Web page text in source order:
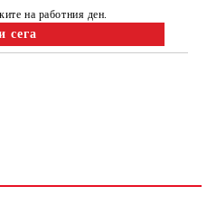
на работния ден.